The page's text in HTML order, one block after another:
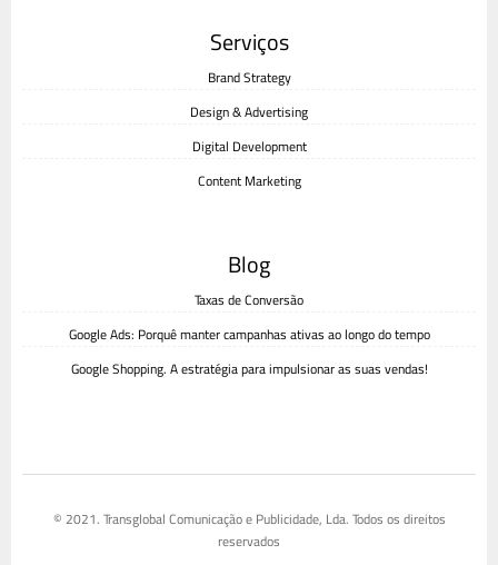
Serviços
Brand Strategy
Design & Advertising
Digital Development
Content Marketing
Blog
Taxas de Conversão
Google Ads: Porquê manter campanhas ativas ao longo do tempo
Google Shopping. A estratégia para impulsionar as suas vendas!
© 2021. Transglobal Comunicação e Publicidade, Lda. Todos os direitos
reservados